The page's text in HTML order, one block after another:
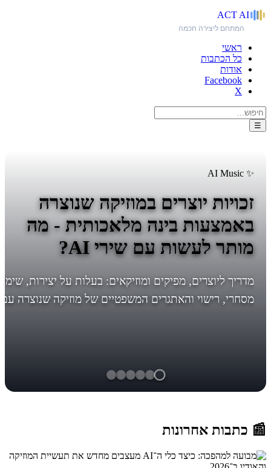
ACT AI
המתחם ליצירה חכמה
ראשי
כל הכתבות
אודות
Facebook
X
☰
✨ AI Music
זכויות יוצרים במוזיקה שנוצרה
באמצעות בינה מלאכותית - מה
מותר לעשות עם שירי AI?
מדריך ליוצרים, מפיקים ומוזיקאים: בעלות על יצירות,
מסחרי, רישוי והאתגרים המשפטיים של מוזיקה שנוצרה עם
📰 כתבות אחרונות